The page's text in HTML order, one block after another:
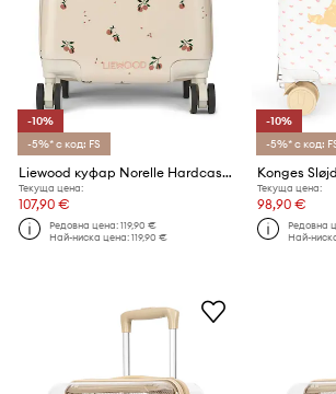
-10%
-5%* с код: FS
Liewood куфар Norelle Hardcase Suitcase
Текуща цена:
107,90 €
Редовна цена:119,90 €
Най-ниска цена:119,90 €
-10%
-5%* с код:
Текуща цена:
98,90 €
Редовна
Най-